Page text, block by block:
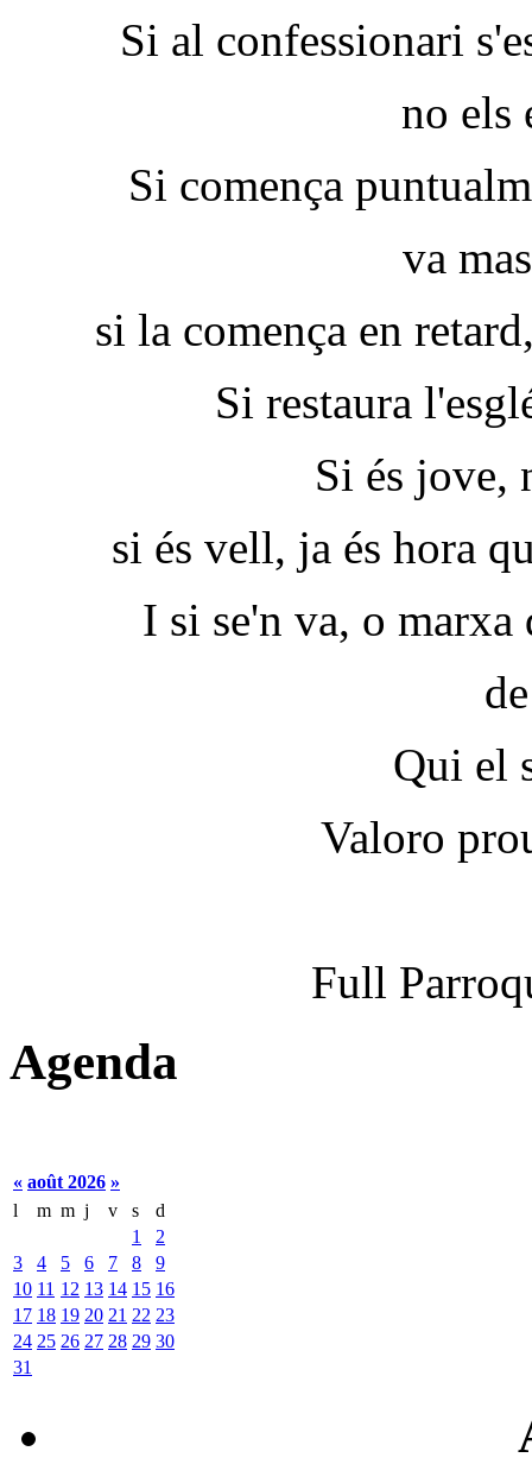
Si al confessionari
no els
Si comença
va
si la comença en
Si restaura
Si és jove,
si és vell, ja és hora
I si se'n va, o
Qui el
Valoro
Full
Agenda
« août 2026 »
l
m m j v s
d
1
2
3
4 5 6 7 8
9
10 11 12 13 14 15 16
17 18 19 20 21 22 23
24 25 26 27 28 29 30
31